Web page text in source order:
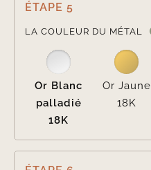
ÉTAPE 5
LA COULEUR DU MÉTAL
Or Blanc
palladié
18K
Or Jaune
18K